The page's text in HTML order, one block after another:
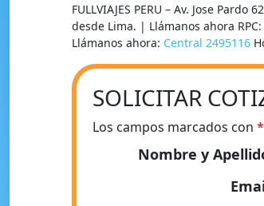
FULLVIAJES PERU – Av. Jose
desde Lima. | Llámanos ahora RPC:
Llámanos ahora: Central 2495116
SOLICITAR
Los campos marcados con *
Nombre y